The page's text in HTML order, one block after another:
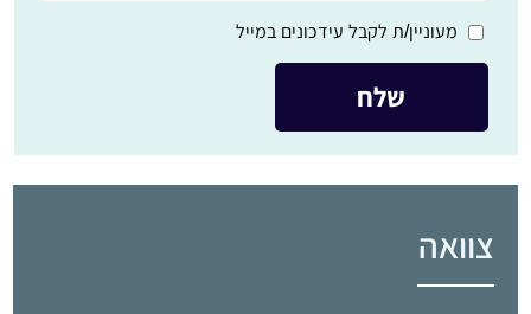
מעוניין/ת לקבל עידכונים במייל
צוואה